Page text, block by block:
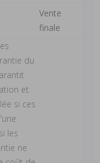
Vente
finale
du
et
si ces
les
ne